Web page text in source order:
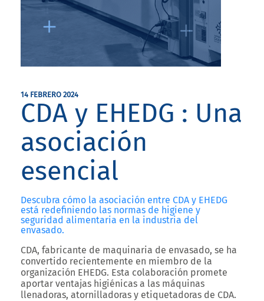
14 FEBRERO 2024
CDA y EHEDG : Una
asociación
esencial
Descubra cómo la asociación entre CDA y EHEDG
está redefiniendo las normas de higiene y
seguridad alimentaria en la industria del
envasado.
CDA, fabricante de maquinaria de envasado, se ha
convertido recientemente en miembro de la
organización EHEDG. Esta colaboración promete
aportar ventajas higiénicas a las máquinas
llenadoras, atornilladoras y etiquetadoras de CDA.